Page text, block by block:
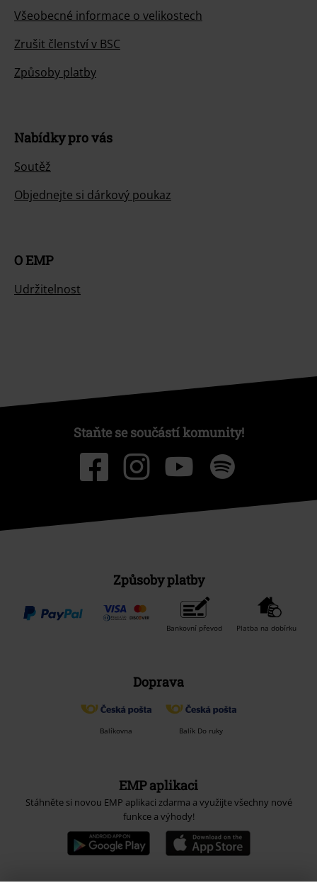
Všeobecné informace o velikostech
Zrušit členství v BSC
Způsoby platby
Nabídky pro vás
Soutěž
Objednejte si dárkový poukaz
O EMP
Udržitelnost
Staňte se součástí komunity!
Způsoby platby
Bankovní převod Platba na dobírku
Doprava
Balíkovna Balík Do ruky
EMP aplikaci
Stáhněte si novou EMP aplikaci zdarma a využijte všechny nové
funkce a výhody!